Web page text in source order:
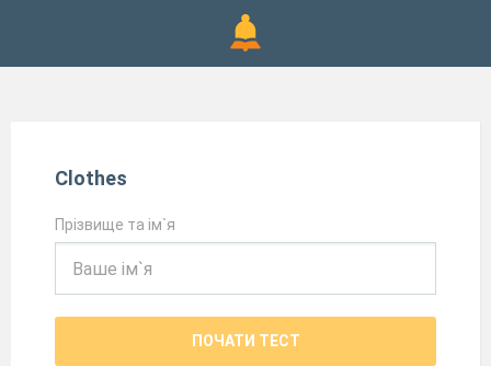
Clothes
Прізвище та ім`я
ПОЧАТИ ТЕСТ